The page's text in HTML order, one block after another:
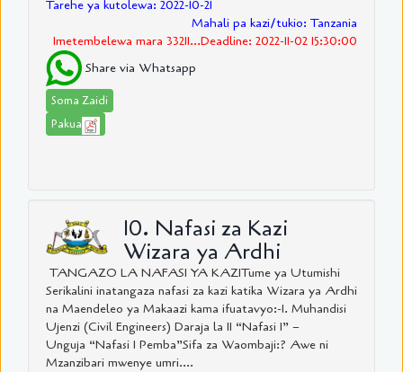
Tarehe ya kutolewa: 2022-10-21
Mahali pa kazi/tukio: Tanzania
Imetembelewa mara 33211...Deadline: 2022-11-02 15:30:00
Share via Whatsapp
Soma Zaidi
Pakua
10. Nafasi za Kazi
Wizara ya Ardhi
TANGAZO LA NAFASI YA KAZITume ya Utumishi
Serikalini inatangaza nafasi za kazi katika Wizara ya Ardhi
na Maendeleo ya Makaazi kama ifuatavyo:-1. Muhandisi
Ujenzi (Civil Engineers) Daraja la II “Nafasi 1” –
Unguja “Nafasi 1 Pemba”Sifa za Waombaji:? Awe ni
Mzanzibari mwenye umri....